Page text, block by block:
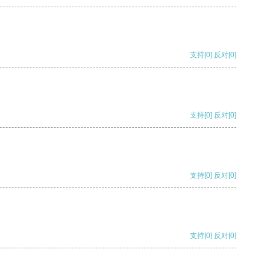
支持[0] 反对[0]
支持[0] 反对[0]
支持[0] 反对[0]
支持[0] 反对[0]